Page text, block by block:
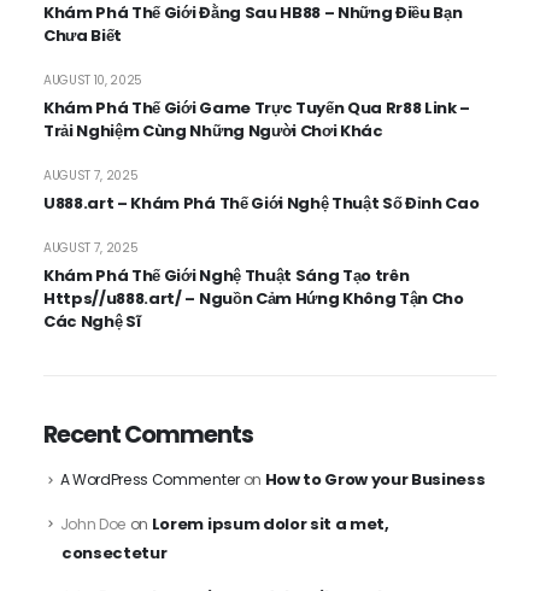
Khám Phá Thế Giới Đằng Sau HB88 – Những Điều Bạn
Chưa Biết
Khám Phá Thế Giới Game Trực Tuyến Qua Rr88 Link –
Trải Nghiệm Cùng Những Người Chơi Khác
AUGUST 10, 2025
U888.art – Khám Phá Thế Giới Nghệ Thuật Số Đỉnh Cao
AUGUST 7, 2025
Khám Phá Thế Giới Nghệ Thuật Sáng Tạo trên
Https//u888.art/ – Nguồn Cảm Hứng Không Tận Cho
Các Nghệ Sĩ
AUGUST 7, 2025
Recent Comments
A WordPress Commenteron How to Grow your Business
John Doe on Lorem ipsum dolor sit a met,
consectetur